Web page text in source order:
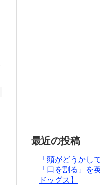
最近の投稿
「頭がどうかし
「口を割る」を
ドッグス】